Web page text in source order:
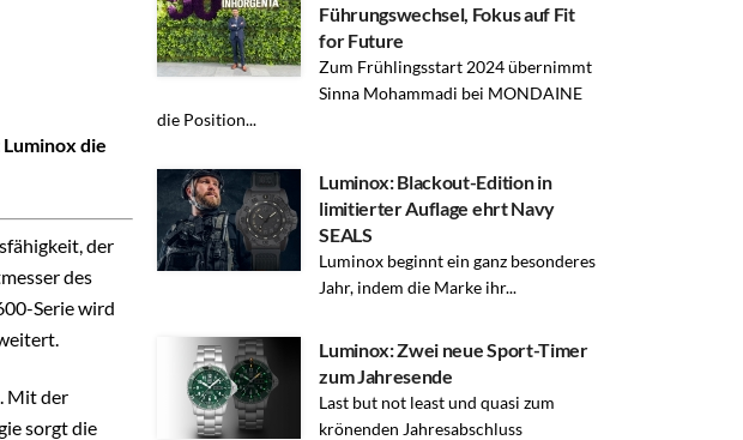
die
der
des
Serie wird
Mit der
sorgt die
Führungswechsel, Fokus auf Fit
for Future
Zum Frühlingsstart 2024 übernimmt
Sinna Mohammadi bei MONDAINE
die Position...
Luminox: Blackout-Edition in
limitierter Auflage ehrt Navy
SEALS
Luminox beginnt ein ganz besonderes
Jahr, indem die Marke ihr...
Luminox: Zwei neue Sport-Timer
zum Jahresende
Last but not least und quasi zum
krönenden Jahresabschluss